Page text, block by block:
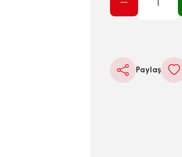
Paylaş